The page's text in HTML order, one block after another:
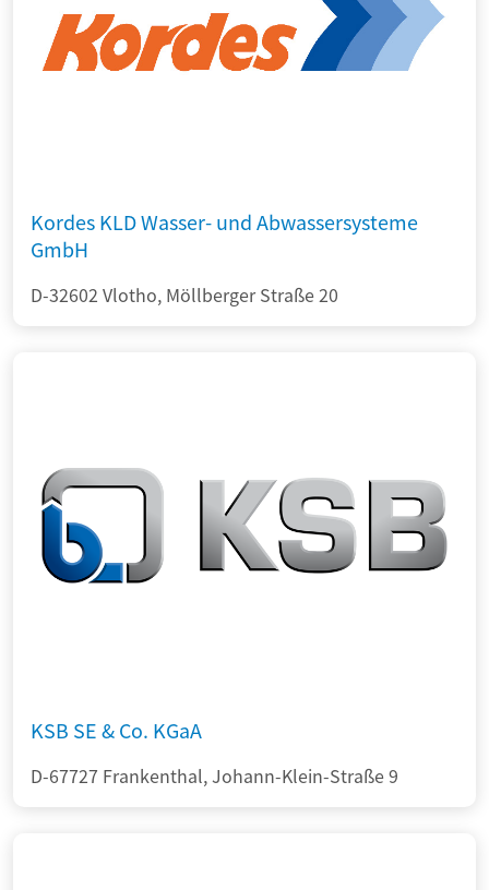
Kordes KLD Wasser- und Abwassersysteme
GmbH
D-32602 Vlotho, Möllberger Straße 20
KSB SE & Co. KGaA
D-67727 Frankenthal, Johann-Klein-Straße 9